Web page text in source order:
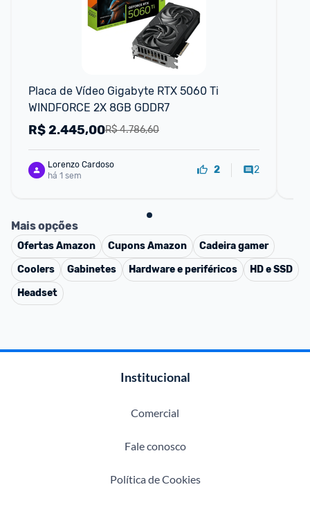
Placa de Vídeo Gigabyte RTX 5060 Ti
WINDFORCE 2X 8GB GDDR7
R$ 4.786,60
R$2.445,00
Lorenzo Cardoso
há 1 sem
2 2
Mais opções
OfertasAmazon CuponsAmazon
Cadeira gamer
Coolers
Gabinetes Hardware e periféricos
HD e SSD
Headset
Institucional
Comercial
Fale conosco
Política de Cookies